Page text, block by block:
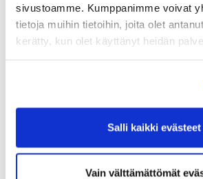
sivustoamme. Kumppanimme voivat
tietoja muihin tietoihin, joita olet
kerätty, kun olet käyttänyt heidän
Salli kaikki evästeet
Vain välttämättömät
10.08.
Green Card kurssi Ma 10.8. klo 17-21
Kaikki tapahtumat >>